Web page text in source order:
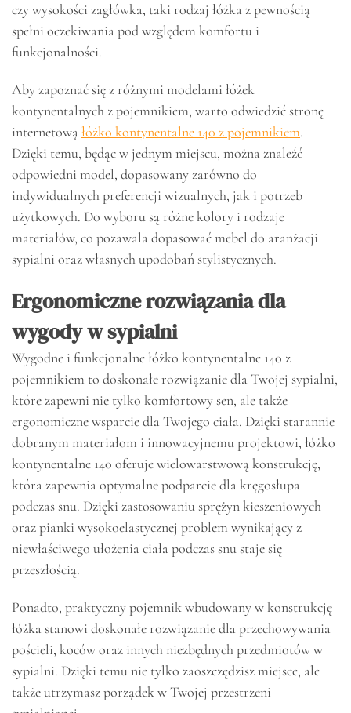
czy wysokości zagłówka, taki rodzaj łóżka z pewnością
spełni oczekiwania pod względem komfortu i
funkcjonalności.
Aby zapoznać się z różnymi modelami łóżek
kontynentalnych z pojemnikiem, warto odwiedzić stronę
internetowąłóżko kontynentalne 140 z pojemnikiem.
Dzięki temu, będąc w jednym miejscu, można znaleźć
odpowiedni model, dopasowany zarówno do
indywidualnych preferencji wizualnych, jak i potrzeb
użytkowych. Do wyboru są różne kolory i rodzaje
materiałów, co pozawala dopasować mebel do aranżacji
sypialni oraz własnych upodobań stylistycznych.
Ergonomiczne rozwiązania dla
wygody w sypialni
Wygodne i funkcjonalne łóżko kontynentalne 140 z
pojemnikiem to doskonałe rozwiązanie dla Twojej sypialni,
które zapewni nie tylko komfortowy sen, ale także
ergonomiczne wsparcie dla Twojego ciała. Dzięki starannie
dobranym materiałom i innowacyjnemu projektowi, łóżko
kontynentalne 140 oferuje wielowarstwową konstrukcję,
która zapewnia optymalne podparcie dla kręgosłupa
podczas snu. Dzięki zastosowaniu sprężyn kieszeniowych
oraz pianki wysokoelastycznej problem wynikający z
niewłaściwego ułożenia ciała podczas snu staje się
przeszłością.
Ponadto, praktyczny pojemnik wbudowany w konstrukcję
łóżka stanowi doskonałe rozwiązanie dla przechowywania
pościeli, koców oraz innych niezbędnych przedmiotów w
sypialni. Dzięki temu nie tylko zaoszczędzisz miejsce, ale
także utrzymasz porządek w Twojej przestrzeni